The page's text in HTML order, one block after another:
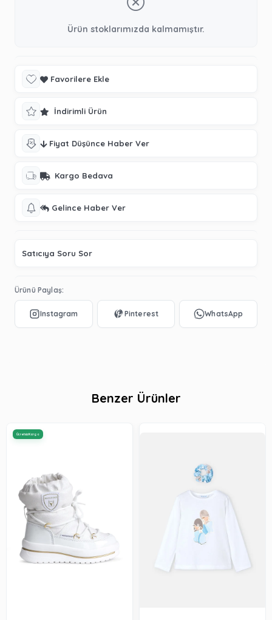
Ürün stoklarımızda kalmamıştır.
Favorilere Ekle
İndirimli Ürün
Fiyat Düşünce Haber Ver
Kargo Bedava
Gelince Haber Ver
Satıcıya Soru Sor
Ürünü Paylaş:
Benzer Ürünler
Ücretsiz Kargo